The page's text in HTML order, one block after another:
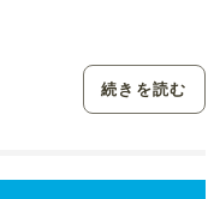
続きを読む